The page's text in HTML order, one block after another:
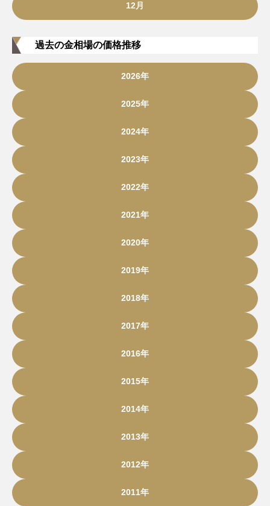
12月
過去の金相場の価格推移
2026年
2025年
2024年
2023年
2022年
2021年
2020年
2019年
2018年
2017年
2016年
2015年
2014年
2013年
2012年
2011年